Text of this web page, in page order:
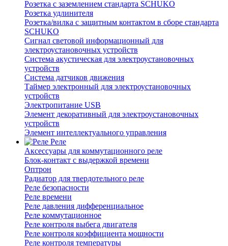
Розетка с заземлением стандарта SCHUKO
Розетка удлинителя
Розетка/вилка с защитным контактом в сборе стандарта
SCHUKO
Сигнал световой информационный для
электроустановочных устройств
Система акустическая для электроустановочных
устройств
Система датчиков движения
Таймер электронный для электроустановочных
устройств
Электропитание USB
Элемент декоративный для электроустановочных
устройств
Элемент интеллектуального управления
Реле
Аксессуары для коммутационного реле
Блок-контакт с выдержкой времени
Оптрон
Радиатор для твердотельного реле
Реле безопасности
Реле времени
Реле давления дифференциальное
Реле коммутационное
Реле контроля выбега двигателя
Реле контроля коэффициента мощности
Реле контроля температуры